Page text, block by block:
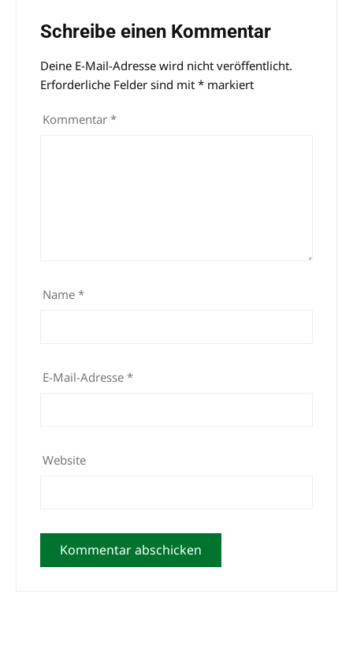
Schreibe einen Kommentar
Deine E-Mail-Adresse wird nicht veröffentlicht.
Erforderliche Felder sind mit * markiert
Kommentar *
Name *
E-Mail-Adresse *
Website
Alternative: